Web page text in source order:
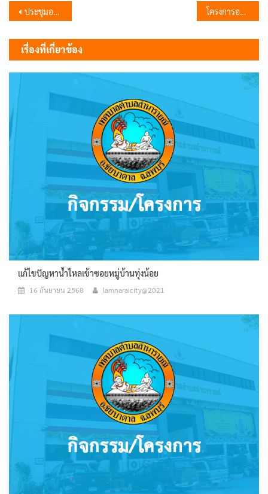
แนะแนว
เรื่อง
ประชุมอาสาสมัครสาธารณสุขประจำหมู่บ้าน ประจำเดือนมกราคม 2569 โครงการอบรมความรู้ สร้างวินัยจราจร และแก้ไขฟื้นฟูผู้ที่พฤติกรรมขับรถในขณะเมาสุรา
เรื่องที่เกี่ยวข้อง
แก้ไขปัญหาน้ำไหลเข้าซอยหมู่บ้านทุ่งน้อย
16 กันยายน 2568 lamnaraicity@2021